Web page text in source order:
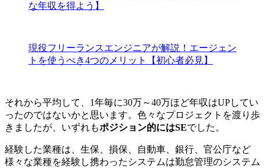
な年収を得よう】
現役フリーランスエンジニアが解説！エージェン
トを使うべき4つのメリット【初心者必見】
それから平均して、1年毎に30万～40万ほど年収はUPしてい
ったのではないかと思います。色々なプロジェクトを渡り歩
きましたが、いずれもポジション的にはSEでした。
経験した業種は、生保、損保、自動車、銀行、官公庁など
様々な業種を経験し携わったシステムは勤怠管理のシステム